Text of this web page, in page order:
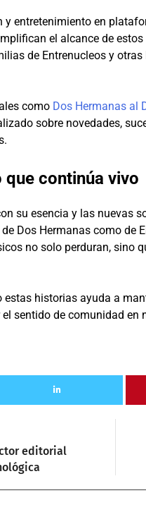
entretenimiento en
el alcance de
de Entrenucleos y
como Dos Hermanas al
sobre novedades,
que continúa vivo
su esencia y las nuevas
Dos Hermanas como de
no solo perduran, sino
historias ayuda a
sentido de comunidad en
editorial